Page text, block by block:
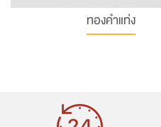
ทองคำแท่ง